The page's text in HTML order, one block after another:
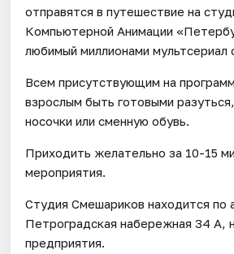
отправятся в путешествие на
Компьютерной Анимации
любимый миллионами мультсериал
Всем присутствующим на
взрослым быть готовыми
носочки или сменную обувь.
Приходить желательно за 10-15
мероприятия.
Студия Смешариков находится по
Петроградская набережная 34 А,
предприятия.